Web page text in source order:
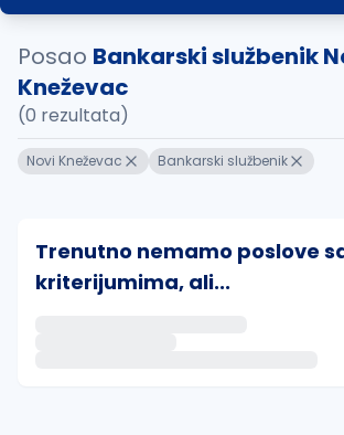
Posao Bankarski službenik
Kneževac
(0 rezultata)
Novi Kneževac Bankarski službenik
Trenutno nemamo poslove
kriterijumima, ali...